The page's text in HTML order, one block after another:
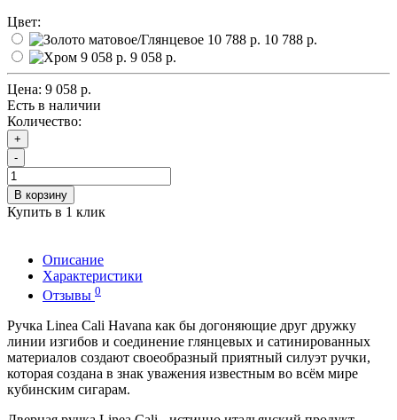
Цвет:
10 788 р.
9 058 р.
Цена: 9 058 р.
Есть в наличии
Количество:
+
-
В корзину
Купить в 1 клик
Описание
Характеристики
Отзывы 0
Ручка Linea Cali Havana как бы догоняющие друг дружку
линии изгибов и соединение глянцевых и сатинированных
материалов создают своеобразный приятный силуэт ручки,
которая создана в знак уважения известным во всём мире
кубинским сигарам.